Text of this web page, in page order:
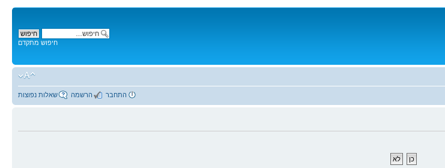
חיפוש מתקדם
שאלות נפוצות הרשמה התחבר